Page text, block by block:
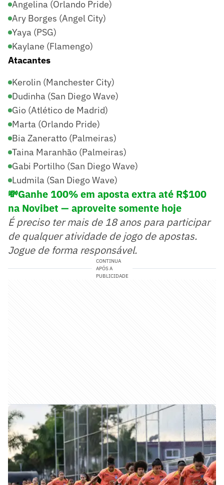
Angelina (Orlando Pride)
Ary Borges (Angel City)
Yaya (PSG)
Kaylane (Flamengo)
Atacantes
Kerolin (Manchester City)
Dudinha (San Diego Wave)
Gio (Atlético de Madrid)
Marta (Orlando Pride)
Bia Zaneratto (Palmeiras)
Taina Maranhão (Palmeiras)
Gabi Portilho (San Diego Wave)
Ludmila (San Diego Wave)
💸Ganhe 100% em aposta extra até R$100
na Novibet — aproveite somente hoje
É preciso ter mais de 18 anos para participar
de qualquer atividade de jogo de apostas.
Jogue de forma responsável.
CONTINUA
APÓS A
PUBLICIDADE